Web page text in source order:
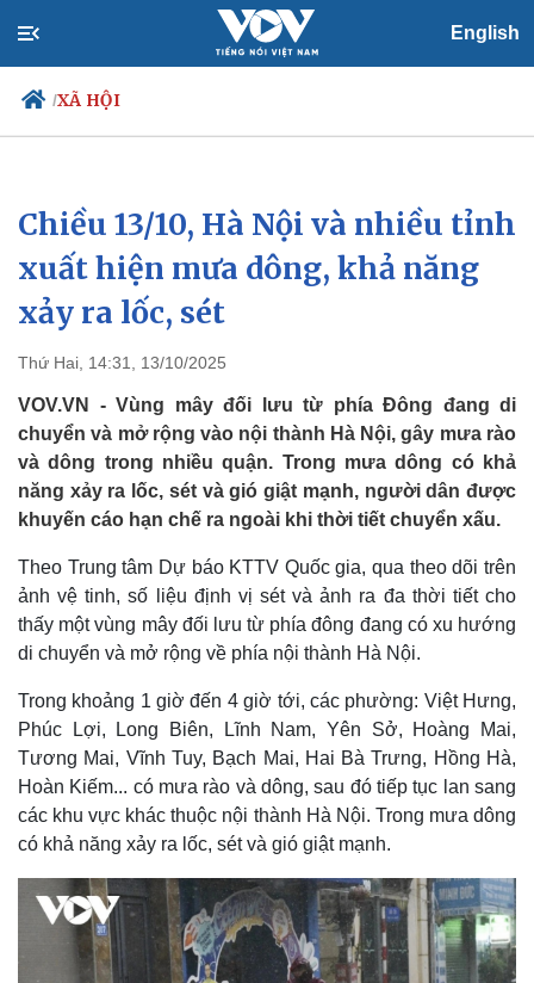
English
/XÃ HỘI
Chính trị
Đảng
Tổ chức nhân sự
Quốc hội
Nhận diện sự thật
Xã hội
Tin 24h
Dự báo thời tiết
Chiều 13/10, Hà Nội và nhiều tỉnh
xuất hiện mưa dông, khả năng
xảy ra lốc, sét
Thứ Hai, 14:31, 13/10/2025
VOV.VN - Vùng mây đối lưu từ phía Đông đang di
chuyển và mở rộng vào nội thành Hà Nội, gây mưa rào
và dông trong nhiều quận. Trong mưa dông có khả
năng xảy ra lốc, sét và gió giật mạnh, người dân được
khuyến cáo hạn chế ra ngoài khi thời tiết chuyển xấu.
Theo Trung tâm Dự báo KTTV Quốc gia, qua theo dõi trên
ảnh vệ tinh, số liệu định vị sét và ảnh ra đa thời tiết cho
thấy một vùng mây đối lưu từ phía đông đang có xu hướng
di chuyển và mở rộng về phía nội thành Hà Nội.
Trong khoảng 1 giờ đến 4 giờ tới, các phường: Việt Hưng,
Phúc Lợi, Long Biên, Lĩnh Nam, Yên Sở, Hoàng Mai,
Tương Mai, Vĩnh Tuy, Bạch Mai, Hai Bà Trưng, Hồng Hà,
Hoàn Kiếm... có mưa rào và dông, sau đó tiếp tục lan sang
các khu vực khác thuộc nội thành Hà Nội. Trong mưa dông
có khả năng xảy ra lốc, sét và gió giật mạnh.